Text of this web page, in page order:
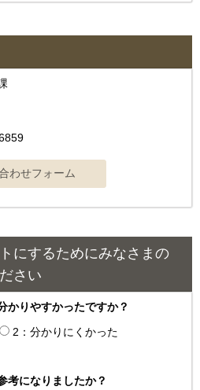
にするためにみなさまの
さい
かりやすかったですか？
2：分かりにくかった
考になりましたか？